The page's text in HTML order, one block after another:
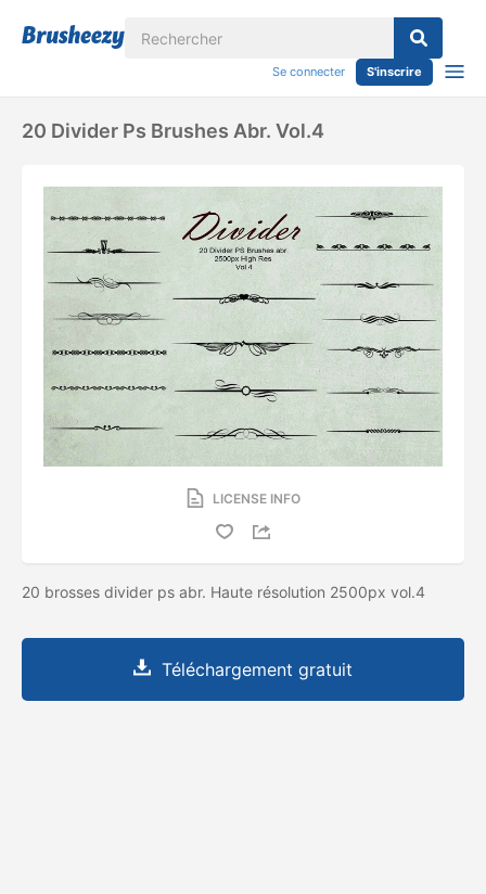
Se connecter S'inscrire
20 Divider Ps Brushes Abr. Vol.4
LICENSE INFO
20 brosses divider ps abr. Haute résolution 2500px vol.4
Téléchargement gratuit